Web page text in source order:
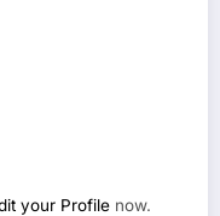
your Profile now.